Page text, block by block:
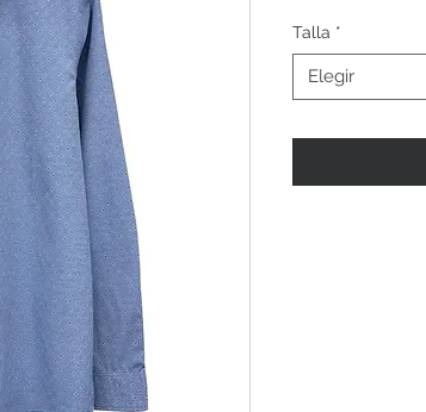
Talla *
Elegir